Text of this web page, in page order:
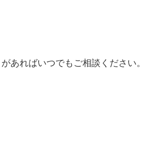
あればいつでもご相談ください。